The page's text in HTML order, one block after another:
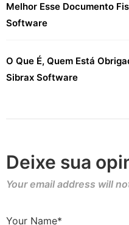
Melhor Esse Documento
Software
O Que É, Quem Está
Sibrax Software
Deixe sua
Your email address will
Your Name*